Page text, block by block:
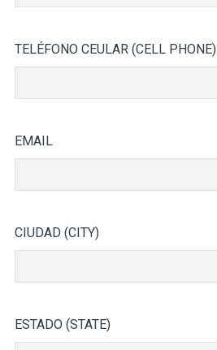
TELÉFONO CEULAR (CELL PHONE)
EMAIL
CIUDAD (CITY)
ESTADO (STATE)